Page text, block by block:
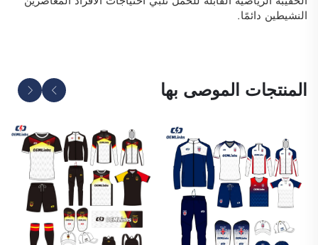
النشيطين دائمًا.
المنتجات الموصى بها